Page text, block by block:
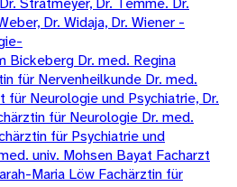
Dr. Widaja, Dr. Wiener -
Bickeberg Dr. med. Regina
für Nervenheilkunde Dr. med.
für Neurologie und Psychiatrie, Dr.
für Neurologie Dr. med.
für Psychiatrie und
univ. Mohsen Bayat Facharzt
Maria Löw Fachärztin für